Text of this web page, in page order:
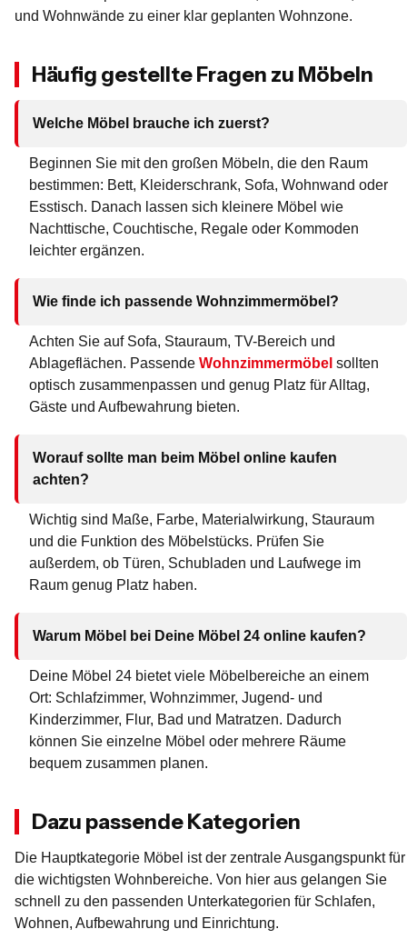
und Wohnwände zu einer klar geplanten Wohnzone.
Häufig gestellte Fragen zu Möbeln
Welche Möbel brauche ich zuerst?
Beginnen Sie mit den großen Möbeln, die den Raum
bestimmen: Bett, Kleiderschrank, Sofa, Wohnwand oder
Esstisch. Danach lassen sich kleinere Möbel wie
Nachttische, Couchtische, Regale oder Kommoden
leichter ergänzen.
Wie finde ich passende Wohnzimmermöbel?
Achten Sie auf Sofa, Stauraum, TV-Bereich und
Ablageflächen. Passende Wohnzimmermöbel sollten
optisch zusammenpassen und genug Platz für Alltag,
Gäste und Aufbewahrung bieten.
Worauf sollte man beim Möbel online kaufen
achten?
Wichtig sind Maße, Farbe, Materialwirkung, Stauraum
und die Funktion des Möbelstücks. Prüfen Sie
außerdem, ob Türen, Schubladen und Laufwege im
Raum genug Platz haben.
Warum Möbel bei Deine Möbel 24 online kaufen?
Deine Möbel 24 bietet viele Möbelbereiche an einem
Ort: Schlafzimmer, Wohnzimmer, Jugend- und
Kinderzimmer, Flur, Bad und Matratzen. Dadurch
können Sie einzelne Möbel oder mehrere Räume
bequem zusammen planen.
Dazu passende Kategorien
Die Hauptkategorie Möbel ist der zentrale Ausgangspunkt für
die wichtigsten Wohnbereiche. Von hier aus gelangen Sie
schnell zu den passenden Unterkategorien für Schlafen,
Wohnen, Aufbewahrung und Einrichtung.